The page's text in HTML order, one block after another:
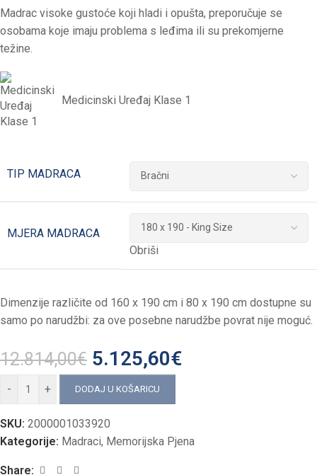
Madrac visoke gustoće koji hladi i opušta, preporučuje se
osobama koje imaju problema s leđima ili su prekomjerne
težine.
Medicinski Uređaj Klase 1
TIP MADRACA
MJERA MADRACA
Obriši
Dimenzije različite od 160 x 190 cm i 80 x 190 cm dostupne su
samo po narudžbi: za ove posebne narudžbe povrat nije moguć.
12.814,00€ 5.125,60€
- + DODAJ U KOŠARICU
SKU: 2000001033920
Kategorije: Madraci, Memorijska Pjena
Share: